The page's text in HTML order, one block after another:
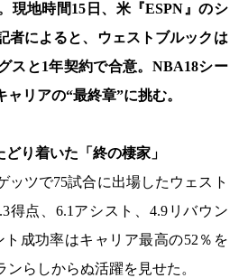
現地時間15日、米『ESPN』のシ
者によると、ウェストブルックは
スと1年契約で合意。NBA18シー
リアの“最終章”に挑む。
り着いた「終の棲家」
ツで75試合に出場したウェスト
得点、6.1アシスト、4.9リバウン
ト成功率はキャリア最高の52％を
らしからぬ活躍を見せた。